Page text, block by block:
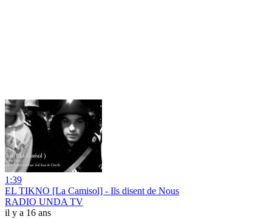
1:39
EL TIKNO [La Camisol] - Ils disent de Nous
RADIO UNDA TV
il y a 16 ans